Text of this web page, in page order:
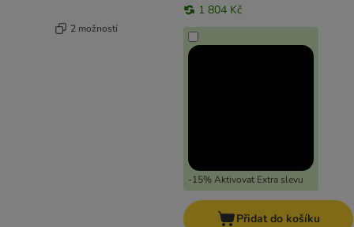
2 možností
1 804 Kč
-15% Aktivovat Extra slevu
Přidat do košíku